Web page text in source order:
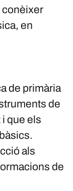
conèixer
en
de primària
de
que els
als
de